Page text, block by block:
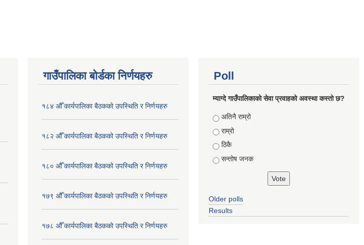
गाउँपालिका बोर्डका निर्णयहरु
१८४ औँ कार्यपालिका बैठकको उपस्थिति र निर्णयहरु
१८२ औँ कार्यपालिका बैठकको उपस्थिति र निर्णयहरु
१८० औँ कार्यपालिका बैठकको उपस्थिति र निर्णयहरु
१७९ औँ कार्यपालिका बैठकको उपस्थिति र निर्णयहरु
१७८ औँ कार्यपालिका बैठकको उपस्थिति र निर्णयहरु
Poll
म्याग्दे गाउँपालिकाको सेवा प्रवाहको अवस्था कस्तो छ?
Choices
अतिनै राम्रो
राम्रो
ठिकै
सन्तोष जनक
Older polls
Results